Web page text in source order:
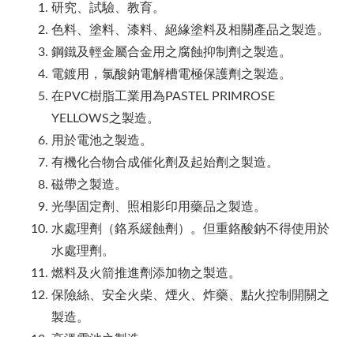
研究、試驗、教育。
色料、塗料、漆料、絕緣塗料及相關產品之製造。
鋼鐵及輕金屬合金用之腐蝕抑制劑之製造。
電鍍用，氯酸鈉電解槽電極保護劑之製造。
在PVC樹脂工業用為PASTEL PRIMROSE
YELLOWS之製造。
用於電池之製造。
有機化合物合成催化劑及起始劑之製造。
磁帶之製造。
光學固定劑、照相影印用藥品之製造。
水處理劑（鉻系緩蝕劑）。但重鉻酸鈉不得使用於
水處理劑。
燃料及火箭推進劑添加物之製造。
保險絲、安全火柴、煙火、炸藥、點火控制開關之
製造。